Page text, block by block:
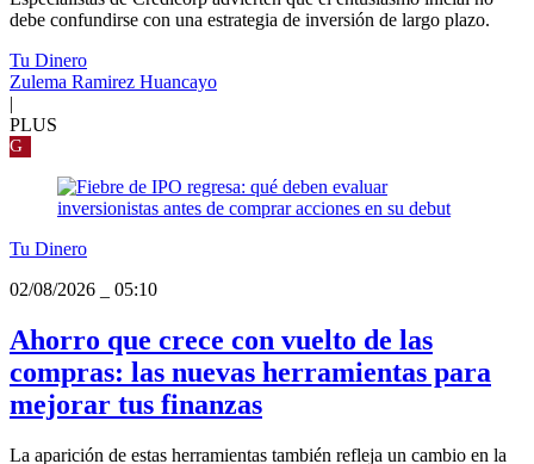
debe confundirse con una estrategia de inversión de largo plazo.
Tu Dinero
Zulema Ramirez Huancayo
|
PLUS
G
Tu Dinero
02/08/2026
05:10
Ahorro que crece con vuelto de las
compras: las nuevas herramientas para
mejorar tus finanzas
La aparición de estas herramientas también refleja un cambio en la